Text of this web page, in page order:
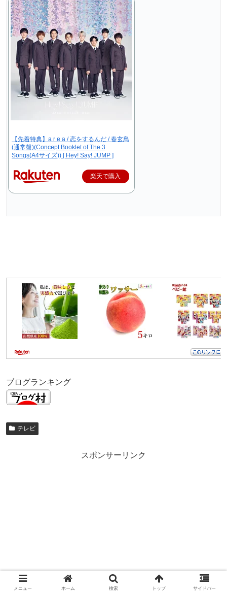
【先着特典】a r e a / 恋をするんだ / 春玄鳥
(通常盤)(Concept Booklet of The 3
Songs(A4サイズ)) [ Hey! Say! JUMP ]
楽天で購入
ブログランキング
テレビ
スポンサーリンク
メニュー ホーム 検索 トップ サイドバー